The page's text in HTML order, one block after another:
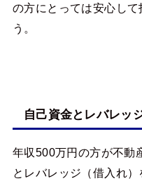
の方にとっては安心し
う。
自己資金とレバレッ
年収500万円の方が不動
とレバレッジ（借入れ